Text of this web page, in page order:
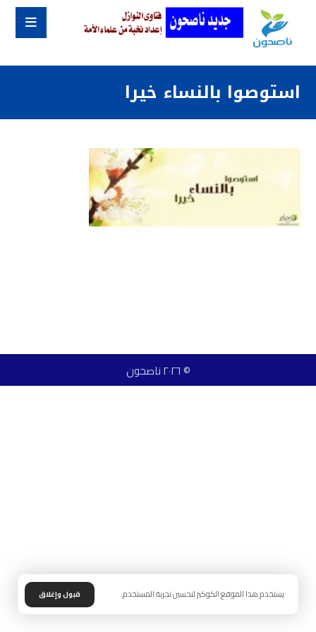
استوصوا بالنساء خيرا
© ٢٠٢٦ ناصحون
يستخدم هذا الموقع الكوكيز لتحسين تجربة المستخدم. قبول وإغلاق